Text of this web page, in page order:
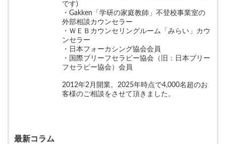
です)
・Gakken「学研の家庭教師」不登校事業室の
外部相談カウンセラー
・ＷＥＢカウンセリングルーム「みらい」カウ
ンセラー
・日本フォーカシング協会会員
・国際ブリーフセラピー協会（旧：日本ブリー
フセラピー協会）会員
2012年2月開業。2025年時点で4,000名超のお
客様のご相談をさせて頂きました。
最新コラム